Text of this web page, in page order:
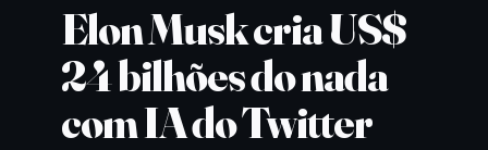
Elon Musk cria US$
24 bilhões do nada
com IA do Twitter